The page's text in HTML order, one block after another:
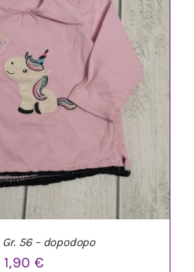
56 – dopodopo
1,90 €